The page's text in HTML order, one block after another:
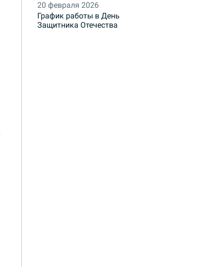
20 февраля 2026
График работы в День
Защитника Отечества